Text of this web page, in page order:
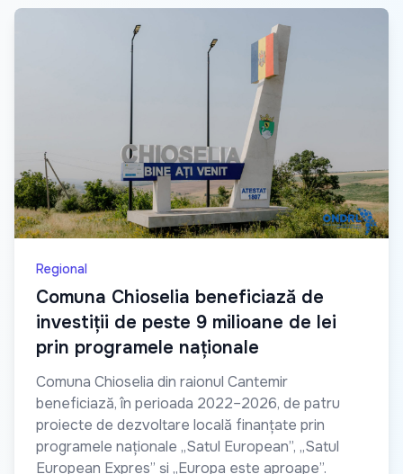
Regional
Comuna Chioselia beneficiază de
investiții de peste 9 milioane de lei
prin programele naționale
Comuna Chioselia din raionul Cantemir
beneficiază, în perioada 2022–2026, de patru
proiecte de dezvoltare locală finanțate prin
programele naționale „Satul European”, „Satul
European Expres” și „Europa este aproape”.